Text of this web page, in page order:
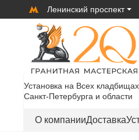
Ленинский проспект
Установка на Всех кладбищах
Санкт-Петербурга и области
О компанииДоставка